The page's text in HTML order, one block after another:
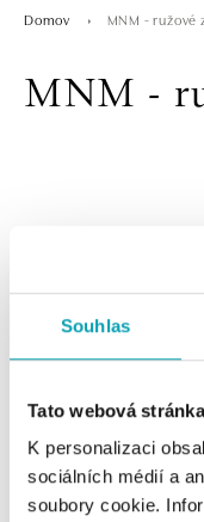
Souhlas
Tato webová
K personalizaci
sociálních médií a
soubory cookie.
Domov MNM - ružové
MNM -